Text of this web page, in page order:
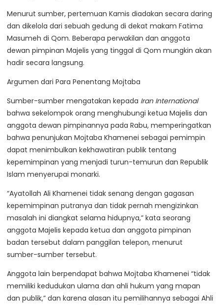
Menurut sumber, pertemuan Kamis diadakan secara daring
dan dikelola dari sebuah gedung di dekat makam Fatima
Masumeh di Qom. Beberapa perwakilan dan anggota
dewan pimpinan Majelis yang tinggal di Qom mungkin akan
hadir secara langsung.
Argumen dari Para Penentang Mojtaba
Sumber-sumber mengatakan kepada Iran International
bahwa sekelompok orang menghubungi ketua Majelis dan
anggota dewan pimpinannya pada Rabu, memperingatkan
bahwa penunjukan Mojtaba Khamenei sebagai pemimpin
dapat menimbulkan kekhawatiran publik tentang
kepemimpinan yang menjadi turun-temurun dan Republik
Islam menyerupai monarki.
“Ayatollah Ali Khamenei tidak senang dengan gagasan
kepemimpinan putranya dan tidak pernah mengizinkan
masalah ini diangkat selama hidupnya,” kata seorang
anggota Majelis kepada ketua dan anggota pimpinan
badan tersebut dalam panggilan telepon, menurut
sumber-sumber tersebut.
Anggota lain berpendapat bahwa Mojtaba Khamenei “tidak
memiliki kedudukan ulama dan ahli hukum yang mapan
dan publik,” dan karena alasan itu pemilihannya sebagai Ahli